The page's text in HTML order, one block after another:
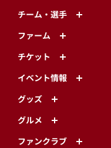
チーム・選手
ファーム
チケット
イベント情報
グッズ
グルメ
ファンクラブ